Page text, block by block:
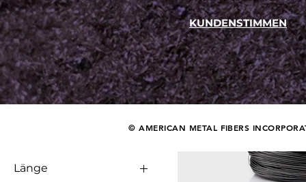
Preis
120 $ 200 $
Durchmesser
500 g
Länge
KUNDENSTIMMEN
© AMERICAN METAL FIBERS